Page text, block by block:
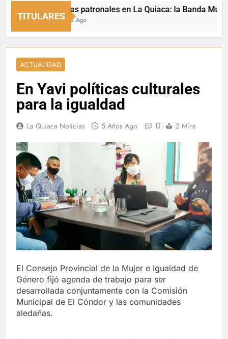
TITULARES
Fiestas patronales en La Quiaca: la Banda
5 Horas Ago
ACTUALIDAD
En Yavi políticas culturales
para la igualdad
La Quiaca Noticias 5 Años Ago 0 2 Mins
El Consejo Provincial de la Mujer e Igualdad de
Género fijó agenda de trabajo para ser
desarrollada conjuntamente con la Comisión
Municipal de El Cóndor y las comunidades
aledañas.